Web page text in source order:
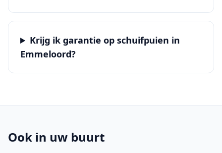
Krijg ik garantie op schuifpuien in
Emmeloord?
Ook in uw buurt